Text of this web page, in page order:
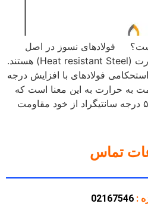
فولادهای نسوز در اصل
همان فولادهای مقاوم به حرارت (Heat resistant Steel) هستند.
فولادهای با افزایش درجه
به حرارت به این معنا است که
فولاد بتواند در دمای بالای ۵۰۰ درجه سانتیگراد از خود مقاومت
تماس
:
02167546